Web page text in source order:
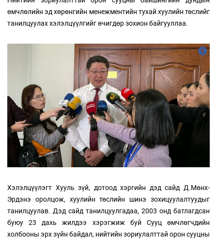
өмчлөлийн эд хөрөнгийн менежментийн тухай хуулийн төслийг
танилцуулах хэлэлцүүлгийг өчигдөр зохион байгууллаа.
Хэлэлцүүлэгт Хууль зүй, дотоод хэргийн дэд сайд Д.Мөнх-
Эрдэнэ оролцож, хуулийн төслийн шинэ зохицуулалтуудыг
танилцуулав. Дэд сайд танилцуулгадаа, 2003 онд батлагдсан
буюу 23 дахь жилдээ хэрэгжиж буй Сууц өмчлөгчдийн
холбооны эрх зүйн байдал, нийтийн зориулалттай орон сууцны